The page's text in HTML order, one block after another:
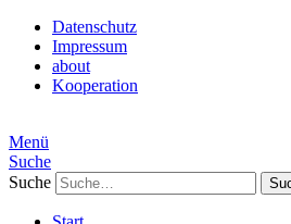
Datenschutz
Impressum
about
Kooperation
Menü
Suche
Suche